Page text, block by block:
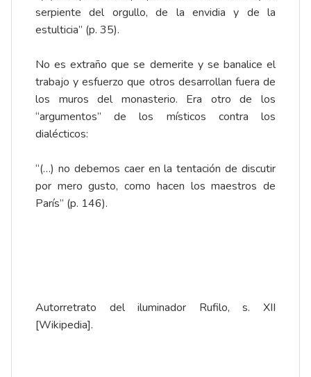
serpiente del orgullo, de la envidia y de la
estulticia” (p. 35).
No es extraño que se demerite y se banalice el
trabajo y esfuerzo que otros desarrollan fuera de
los muros del monasterio. Era otro de los
“argumentos” de los místicos contra los
dialécticos:
“(…) no debemos caer en la tentación de discutir
por mero gusto, como hacen los maestros de
París” (p. 146).
Autorretrato del iluminador Rufilo, s. XII
[Wikipedia].